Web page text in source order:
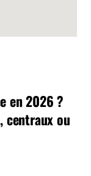
en 2026 ?
centraux ou